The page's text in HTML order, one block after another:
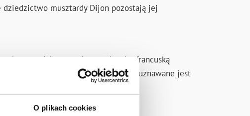
O plikach cookies
dziedzictwo musztardy Dijon pozostają jej
produktu oraz jego związek z francuską
od pokoleń w miejscu, które uznawane jest